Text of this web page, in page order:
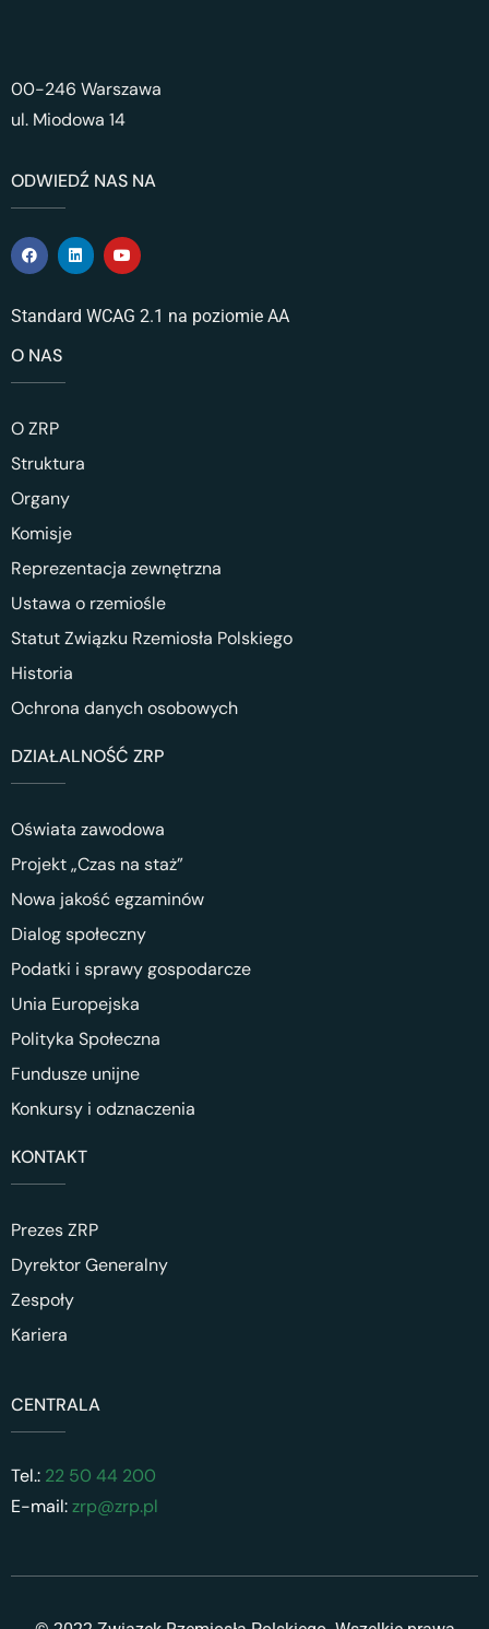
00-246 Warszawa
ul. Miodowa 14
ODWIEDŹ NAS NA
Standard WCAG 2.1 na poziomie AA
O NAS
O ZRP
Struktura
Organy
Komisje
Reprezentacja zewnętrzna
Ustawa o rzemiośle
Statut Związku Rzemiosła Polskiego
Historia
Ochrona danych osobowych
DZIAŁALNOŚĆ ZRP
Oświata zawodowa
Projekt „Czas na staż”
Nowa jakość egzaminów
Dialog społeczny
Podatki i sprawy gospodarcze
Unia Europejska
Polityka Społeczna
Fundusze unijne
Konkursy i odznaczenia
KONTAKT
Prezes ZRP
Dyrektor Generalny
Zespoły
Kariera
CENTRALA
Tel.: 22 50 44 200
E-mail:zrp@zrp.pl